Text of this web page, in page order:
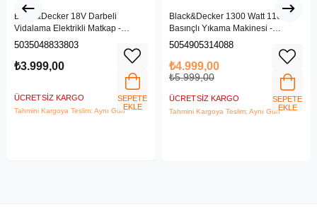
Black&Decker 18V Darbeli
Vidalama Elektrikli Matkap -
BDCHD18SC1K-QW
5035048833803
₺3.999,00
ÜCRETSIZ KARGO
Tahmini Kargoya Teslim: Aynı Gün
SEPETE
EKLE
Black&Decker 1300 Watt 110 Bar
Basınçlı Yıkama Makinesi -
(BEPW1300L-QS)
5054905314088
₺4.999,00
₺5.999,00
ÜCRETSIZ KARGO
Tahmini Kargoya Teslim: Aynı Gün
SEPETE
EKLE